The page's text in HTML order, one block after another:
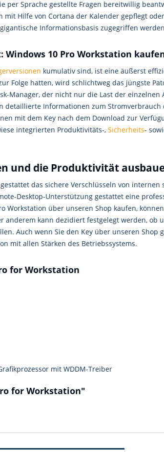
per Sprache gestellte Fragen bereitwillig
Hilfe von Cortana der Kalender gepflegt
Informationsbasis zugegriffen
10 Pro Workstation
kumulativ sind, ist eine äußerst
Folge hatten, wird schlichtweg das jüngste
Manager, der nicht nur die Last der
detaillierte Informationen zum
mit dem Key nach dem Download zur
integrierten Produktivitäts-, Sicherheits-
und die Produktivität
das sichere Verschlüsseln von
Desktop-Unterstützung gestattet eine
Workstation über unseren Shop kaufen,
anderem kann dezidiert festgelegt werden, ob
Auch wenn Sie den Key über unseren Shop
mit allen Stärken des Betriebssystems.
for Workstation
mit WDDM-Treiber
for Workstation"